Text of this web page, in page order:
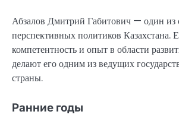
Абзалов Дмитрий Габитович — один из
перспективных политиков Казахстана.
компетентность и опыт в области
делают его одним из ведущих
страны.
Ранние годы